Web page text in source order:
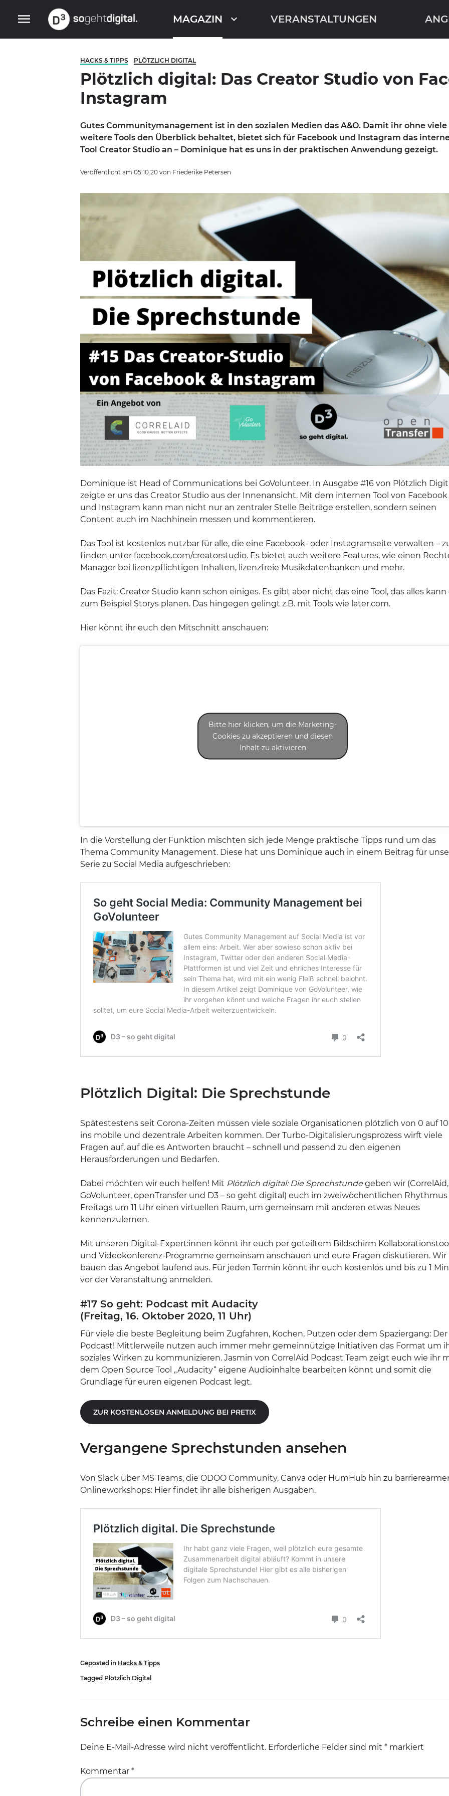
MAGAZIN VERANSTALTUNGEN
HACKS & TIPPS PLÖTZLICH DIGITAL
Plötzlich digital: Das Creator Studio von
Instagram
Gutes Communitymanagement ist in den sozialen Medien das A&O. Damit ihr ohne viele
weitere Tools den Überblick behaltet, bietet sich für Facebook und Instagram das
Tool Creator Studio an – Dominique hat es uns in der praktischen Anwendung gezeigt.
Veröffentlicht am 05.10.20 von Friederike Petersen
Dominique ist Head of Communications bei GoVolunteer. In Ausgabe #16 von Plötzlich
zeigte er uns das Creator Studio aus der Innenansicht. Mit dem internen Tool von Facebook
und Instagram kann man nicht nur an zentraler Stelle Beiträge erstellen, sondern seinen
Content auch im Nachhinein messen und kommentieren.
Das Tool ist kostenlos nutzbar für alle, die eine Facebook- oder Instagramseite verwalten –
finden unter facebook.com/creatorstudio. Es bietet auch weitere Features, wie einen
Manager bei lizenzpflichtigen Inhalten, lizenzfreie Musikdatenbanken und mehr.
Das Fazit: Creator Studio kann schon einiges. Es gibt aber nicht das eine Tool, das alles kann
zum Beispiel Storys planen. Das hingegen gelingt z.B. mit Tools wie later.com.
Hier könnt ihr euch den Mitschnitt anschauen:
Bitte hier klicken, um die Marketing-
Cookies zu akzeptieren und diesen
Inhalt zu aktivieren
In die Vorstellung der Funktion mischten sich jede Menge praktische Tipps rund um das
Thema Community Management. Diese hat uns Dominique auch in einem Beitrag für
Serie zu Social Media aufgeschrieben:
Plötzlich Digital: Die Sprechstunde
Spätestestens seit Corona-Zeiten müssen viele soziale Organisationen plötzlich von 0 auf
ins mobile und dezentrale Arbeiten kommen. Der Turbo-Digitalisierungsprozess wirft viele
Fragen auf, auf die es Antworten braucht – schnell und passend zu den eigenen
Herausforderungen und Bedarfen.
Dabei möchten wir euch helfen! Mit Plötzlich digital: Die Sprechstunde geben wir (CorrelAid,
GoVolunteer, openTransfer und D3 – so geht digital) euch im zweiwöchentlichen Rhythmus
Freitags um 11 Uhr einen virtuellen Raum, um gemeinsam mit anderen etwas Neues
kennenzulernen.
Mit unseren Digital-Expert:innen könnt ihr euch per geteiltem Bildschirm
und Videokonferenz-Programme gemeinsam anschauen und eure Fragen diskutieren. Wir
bauen das Angebot laufend aus. Für jeden Termin könnt ihr euch kostenlos und bis zu 1
vor der Veranstaltung anmelden.
#17 So geht: Podcast mit Audacity
(Freitag, 16. Oktober 2020, 11 Uhr)
Für viele die beste Begleitung beim Zugfahren, Kochen, Putzen oder dem Spaziergang: Der
Podcast! Mittlerweile nutzen auch immer mehr gemeinnützige Initiativen das Format um
soziales Wirken zu kommunizieren. Jasmin von CorrelAid Podcast Team zeigt euch wie ihr
dem Open Source Tool „Audacity“ eigene Audioinhalte bearbeiten könnt und somit die
Grundlage für euren eigenen Podcast legt.
ZUR KOSTENLOSEN ANMELDUNG BEI PRETIX
Vergangene Sprechstunden ansehen
Von Slack über MS Teams, die ODOO Community, Canva oder HumHub hin zu
Onlineworkshops: Hier findet ihr alle bisherigen Ausgaben.
Geposted in Hacks & Tipps
Tagged Plötzlich Digital
Schreibe einen Kommentar
Deine E-Mail-Adresse wird nicht veröffentlicht. Erforderliche Felder sind mit * markiert
Kommentar *